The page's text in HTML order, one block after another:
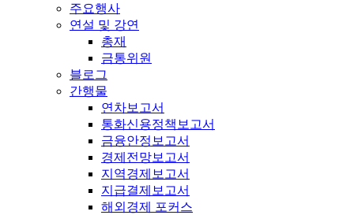
주요행사
연설 및 강연
총재
금통위원
블로그
간행물
연차보고서
통화신용정책보고서
금융안정보고서
경제전망보고서
지역경제보고서
지급결제보고서
해외경제 포커스